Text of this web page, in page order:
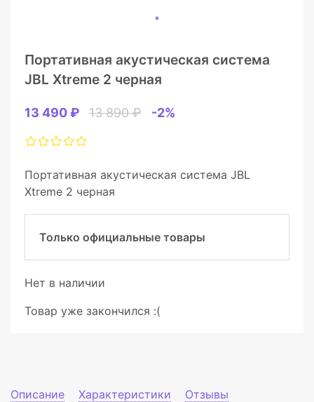
Портативная акустическая система
JBL Xtreme 2 черная
13 490 ₽ 13 890 ₽ -2%
Портативная акустическая система JBL
Xtreme 2 черная
Только официальные товары
Нет в наличии
Товар уже закончился :(
Описание Характеристики Отзывы